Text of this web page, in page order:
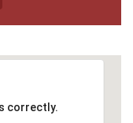
correctly.